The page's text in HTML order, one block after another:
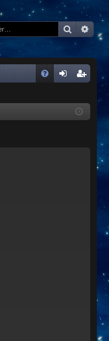
cri